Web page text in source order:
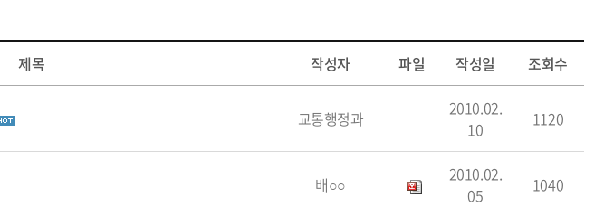
제목 작성자 파일 작성일 조회수
교통행정과
2010.02.
10
1120
배○○
2010.02.
05
1040